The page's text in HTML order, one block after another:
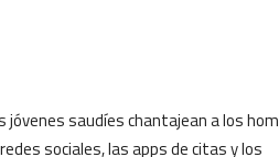
jóvenes saudíes chantajean a los
sociales, las apps de citas y los